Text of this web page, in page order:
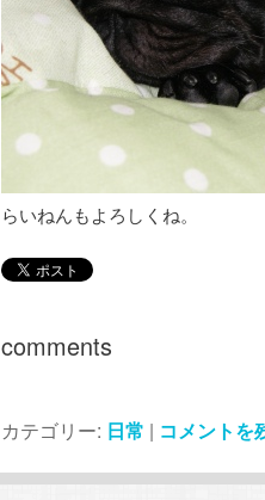
らいねんもよろしくね。
comments
カテゴリー: 日常 | コメントを